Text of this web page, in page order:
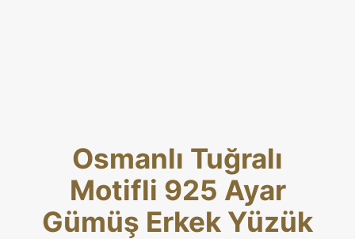
Osmanlı Tuğralı
Motifli 925 Ayar
Gümüş Erkek Yüzük